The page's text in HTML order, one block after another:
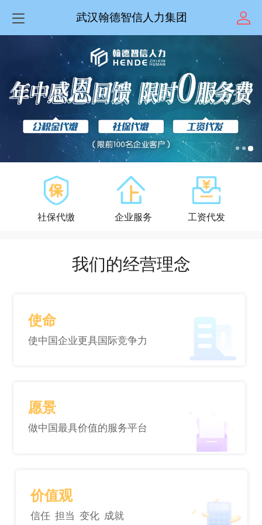
武汉翰德智信人力集团
社保代缴 企业服务 工资代发
我们的经营理念
使命
使中国企业更具国际竞争力
愿景
做中国最具价值的服务平台
价值观
信任 担当 变化 成就